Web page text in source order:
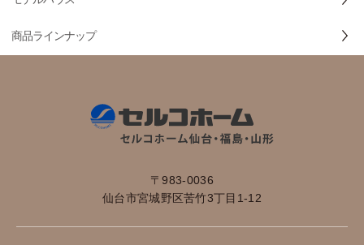
商品ラインナップ
〒983-0036
仙台市宮城野区苦竹3丁目1-12